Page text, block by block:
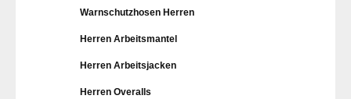
Warnschutzhosen Herren
Herren Arbeitsmantel
Herren Arbeitsjacken
Herren Overalls